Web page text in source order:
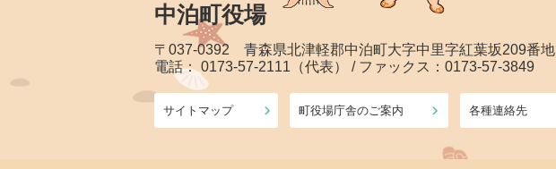
中泊町役場
〒037-0392 青森県北津軽郡中泊町大字中里字紅葉坂209番地
電話： 0173-57-2111（代表） / ファックス：0173-57-3849
サイトマップ 町役場庁舎のご案内 各種連絡先